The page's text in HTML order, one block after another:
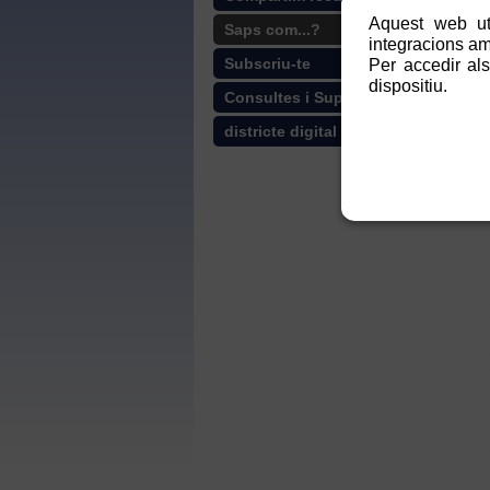
Saps com...?
Subscriu-te
Consultes i Suport
districte digital
Aquest web
integracions
Per accedir
dispositiu.